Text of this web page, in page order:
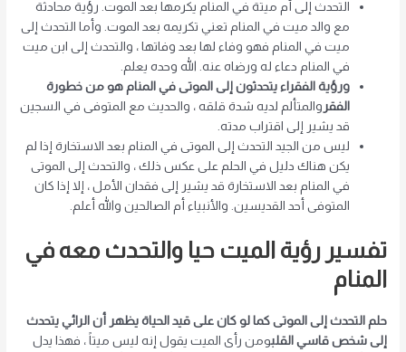
التحدث إلى أم ميتة في المنام يكرمها بعد الموت. رؤية محادثة
مع والد ميت في المنام تعني تكريمه بعد الموت. وأما التحدث إلى
ميت في المنام فهو وفاء لها بعد وفاتها ، والتحدث إلى ابن ميت
في المنام دعاء له ورضاه عنه. الله وحده يعلم.
ورؤية الفقراء يتحدثون إلى الموتى في المنام هو من خطورة
الفقر والمتألم لديه شدة قلقه ، والحديث مع المتوفى في السجين
قد يشير إلى اقتراب مدته.
ليس من الجيد التحدث إلى الموتى في المنام بعد الاستخارة إذا لم
يكن هناك دليل في الحلم على عكس ذلك ، والتحدث إلى الموتى
في المنام بعد الاستخارة قد يشير إلى فقدان الأمل ، إلا إذا كان
المتوفى أحد القديسين. والأنبياء أم الصالحين والله أعلم.
تفسير رؤية الميت حيا والتحدث معه في
المنام
حلم التحدث إلى الموتى كما لو كان على قيد الحياة يظهر أن الرائي يتحدث
إلى شخص قاسي القلبومن رأى الميت يقول إنه ليس ميتاً ، فهذا يدل